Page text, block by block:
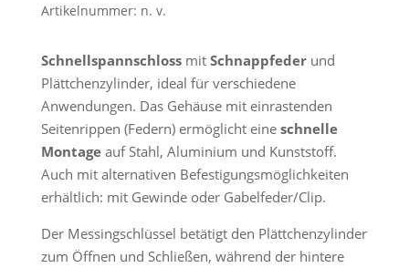
Artikelnummer: n. v.
Schnellspannschlossmit Schnappfederund
Plättchenzylinder, ideal für verschiedene
Anwendungen. Das Gehäuse mit einrastenden
Seitenrippen (Federn) ermöglicht eineschnelle
Montageauf Stahl, Aluminium und Kunststoff.
Auch mit alternativen Befestigungsmöglichkeiten
erhältlich: mit Gewinde oder Gabelfeder/Clip.
Der Messingschlüssel betätigt den Plättchenzylinder
zum Öffnen und Schließen, während der hintere